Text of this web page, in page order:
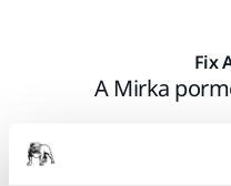
Fix
A Mirka